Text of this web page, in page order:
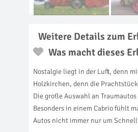
Weitere Details zum
Was macht dieses
Nostalgie liegt in der Luft, denn
Holzkirchen, denn die
Die große Auswahl an
Besonders in einem Cabrio fühlt
Autos nicht immer nur um